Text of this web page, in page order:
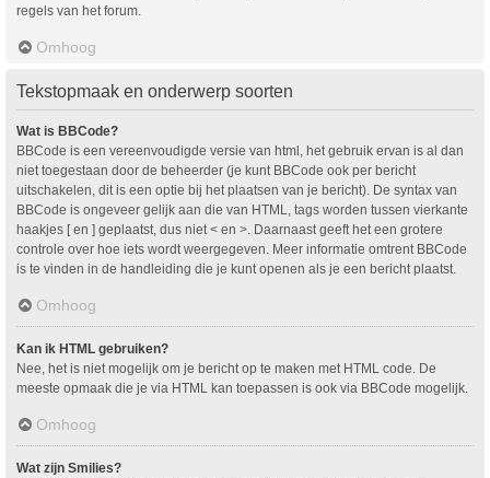
regels van het forum.
Omhoog
Tekstopmaak en onderwerp soorten
Wat is BBCode?
BBCode is een vereenvoudigde versie van html, het gebruik ervan is al dan
niet toegestaan door de beheerder (je kunt BBCode ook per bericht
uitschakelen, dit is een optie bij het plaatsen van je bericht). De syntax van
BBCode is ongeveer gelijk aan die van HTML, tags worden tussen vierkante
haakjes [ en ] geplaatst, dus niet < en >. Daarnaast geeft het een grotere
controle over hoe iets wordt weergegeven. Meer informatie omtrent BBCode
is te vinden in de handleiding die je kunt openen als je een bericht plaatst.
Omhoog
Kan ik HTML gebruiken?
Nee, het is niet mogelijk om je bericht op te maken met HTML code. De
meeste opmaak die je via HTML kan toepassen is ook via BBCode mogelijk.
Omhoog
Wat zijn Smilies?